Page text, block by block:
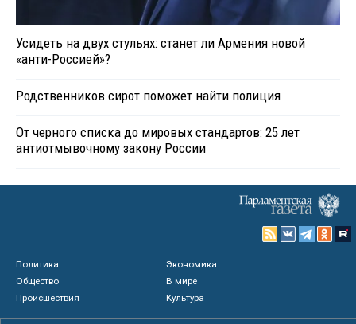
Усидеть на двух стульях: станет ли Армения новой
«анти-Россией»?
Родственников сирот поможет найти полиция
От черного списка до мировых стандартов: 25 лет
антиотмывочному закону России
Политика
Экономика
Общество
В мире
Происшествия
Культура